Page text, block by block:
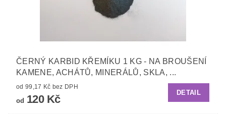
ČERNÝ KARBID KŘEMÍKU 1 KG - NA BROUŠENÍ
KAMENE, ACHÁTŮ, MINERÁLŮ, SKLA, ...
od 99,17 Kč bez DPH
od 120 Kč
DETAIL